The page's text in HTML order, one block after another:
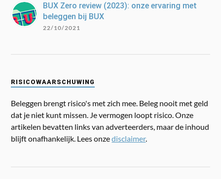
BUX Zero review (2023): onze ervaring met
beleggen bij BUX
22/10/2021
RISICOWAARSCHUWING
Beleggen brengt risico's met zich mee. Beleg nooit met geld
dat je niet kunt missen. Je vermogen loopt risico. Onze
artikelen bevatten links van adverteerders, maar de inhoud
blijft onafhankelijk. Lees onzedisclaimer.